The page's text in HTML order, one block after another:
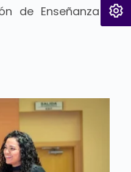
de Enseñanza y